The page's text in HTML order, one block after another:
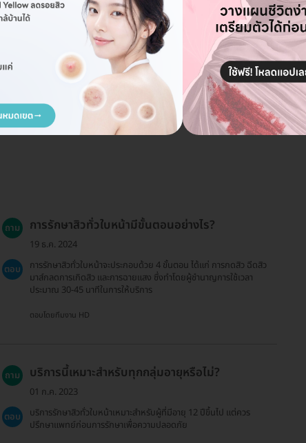
ถาม การรักษาสิวทั่วใบหน้ามีขั้นตอนอย่างไร?
19 ธ.ค. 2024
ตอบ
การรักษาสิวทั่วใบหน้าจะประกอบด้วย 4 ขั้นตอน ได้แก่ การกดสิว ฉีดสิว
มาส์กลดการเกิดสิว และการฉายแสง ซึ่งทำโดยผู้ชำนาญการใช้เวลา
ประมาณ 30-45 นาทีในการให้บริการ
ตอบโดยทีมงาน HD
ถาม บริการนี้เหมาะสำหรับทุกกลุ่มอายุหรือไม่?
01 ก.ค. 2023
ตอบ
บริการรักษาสิวทั่วใบหน้าเหมาะสำหรับผู้ที่มีอายุ 12 ปีขึ้นไป แต่ควร
ปรึกษาแพทย์ก่อนการรักษาเพื่อความปลอดภัย